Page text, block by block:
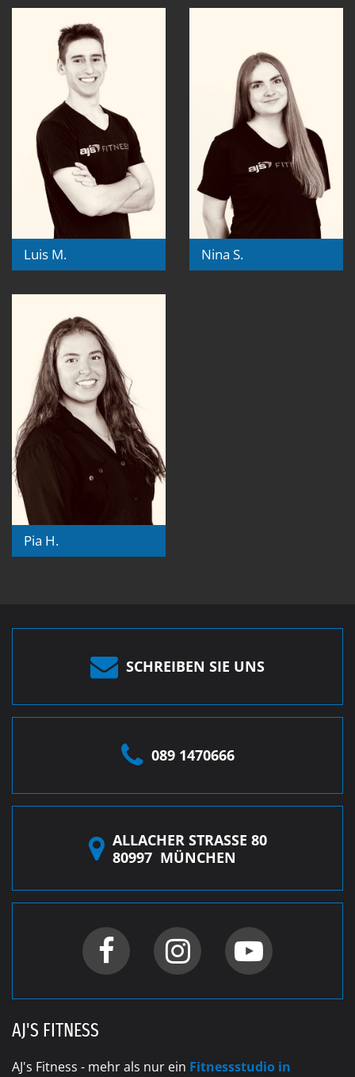
Luis M. Nina S.
Pia H.
SCHREIBEN SIE UNS
089 1470666
ALLACHER STRASSE 80
80997 MÜNCHEN
AJ'S FITNESS
AJ's Fitness - mehr als nur ein Fitnessstudio in